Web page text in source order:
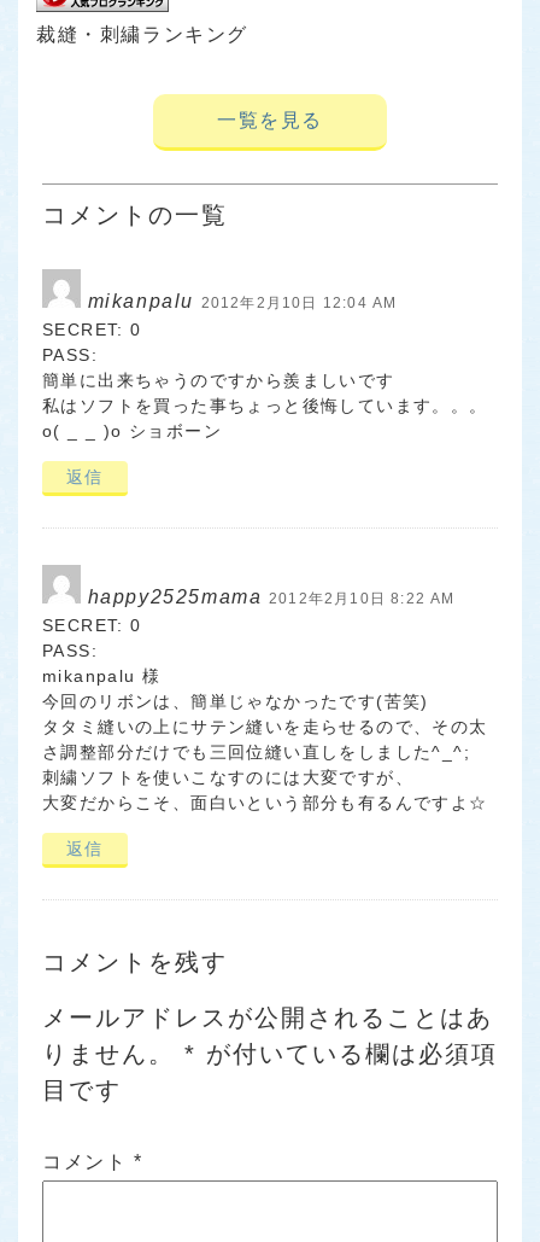
裁縫・刺繍ランキング
一覧を見る
コメントの一覧
mikanpalu 2012年2月10日 12:04 AM
SECRET: 0
PASS:
簡単に出来ちゃうのですから羨ましいです
私はソフトを買った事ちょっと後悔しています。。。
o( _ _ )o ショボーン
返信
happy2525mama 2012年2月10日 8:22 AM
SECRET: 0
PASS:
mikanpalu 様
今回のリボンは、簡単じゃなかったです(苦笑)
タタミ縫いの上にサテン縫いを走らせるので、その太
さ調整部分だけでも三回位縫い直しをしました^_^;
刺繍ソフトを使いこなすのには大変ですが、
大変だからこそ、面白いという部分も有るんですよ☆
返信
コメントを残す
メールアドレスが公開されることはあ
りません。
* が付いている欄は必須項
目です
コメント *